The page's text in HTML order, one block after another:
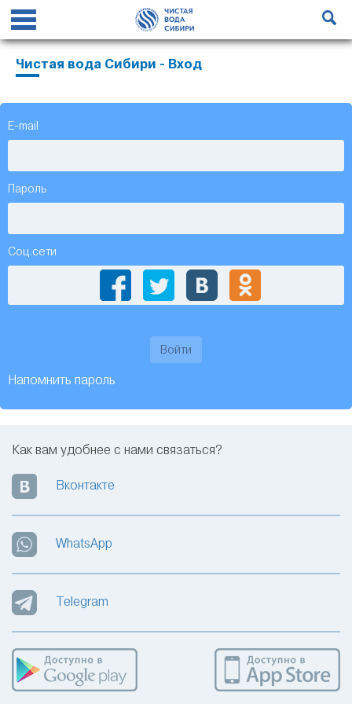
Чистая вода Сибири - Вход
E-mail
Пароль
Соц.сети
Войти
Напомнить пароль
Как вам удобнее с нами связаться?
Вконтакте
WhatsApp
Telegram